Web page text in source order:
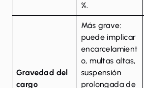
%.
Gravedad del
cargo
Más grave:
puede implicar
encarcelamient
o, multas altas,
suspensión
prolongada de